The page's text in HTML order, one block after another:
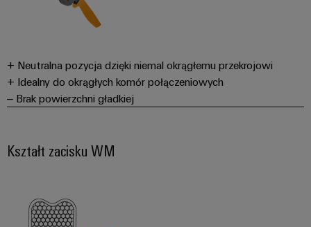
+ Neutralna pozycja dzięki niemal okrągłemu przekrojowi
+ Idealny do okrągłych komór połączeniowych
– Brak powierzchni gładkiej
Kształt zacisku WM